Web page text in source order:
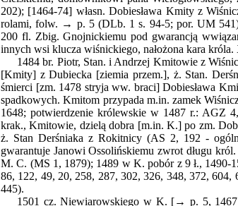
202); [1464-74] własn. Dobiesława Kmity z
rolami, folw. → p. 5 (DLb. 1 s. 94-5; por. UM
200 fl. Zbig. Gnojnickiemu pod gwarancją
innych wsi klucza wiśnickiego, nałożona kara
1484 br. Piotr, Stan. i Andrzej Kmitowie z
[Kmity] z Dubiecka [ziemia przem.], ż. Stan.
śmierci [zm. 1478 stryja ww. braci] Dobiesława
spadkowych. Kmitom przypada m.in. zamek
1648; potwierdzenie królewskie w 1487 r.: AGZ
krak., Kmitowie, dzielą dobra [m.in. K.] po zm.
ż. Stan Derśniaka z Rokitnicy (AS 2, 192 -
gwarantuje Janowi Ossolińskiemu zwrot długu
M. C. (MS 1, 1879); 1489 w K. pobór z 9 ł., 1490-
86, 122, 49, 20, 258, 287, 302, 326, 348, 372,
445).
1501 cz. Niewiarowskiego w K. [→ p. 5, 1467